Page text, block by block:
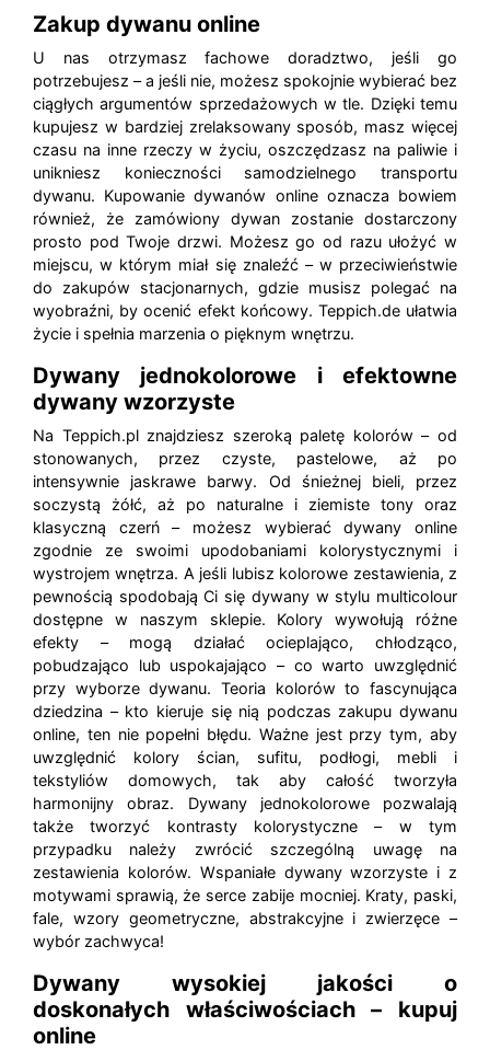
Zakup dywanu online
U nas otrzymasz fachowe doradztwo, jeśli go
potrzebujesz – a jeśli nie, możesz spokojnie wybierać bez
ciągłych argumentów sprzedażowych w tle. Dzięki temu
kupujesz w bardziej zrelaksowany sposób, masz więcej
czasu na inne rzeczy w życiu, oszczędzasz na paliwie i
unikniesz konieczności samodzielnego transportu
dywanu. Kupowanie dywanów online oznacza bowiem
również, że zamówiony dywan zostanie dostarczony
prosto pod Twoje drzwi. Możesz go od razu ułożyć w
miejscu, w którym miał się znaleźć – w przeciwieństwie
do zakupów stacjonarnych, gdzie musisz polegać na
wyobraźni, by ocenić efekt końcowy. Teppich.de ułatwia
życie i spełnia marzenia o pięknym wnętrzu.
Dywany jednokolorowe i efektowne
dywany wzorzyste
Na Teppich.pl znajdziesz szeroką paletę kolorów – od
stonowanych, przez czyste, pastelowe, aż po
intensywnie jaskrawe barwy. Od śnieżnej bieli, przez
soczystą żółć, aż po naturalne i ziemiste tony oraz
klasyczną czerń – możesz wybierać dywany online
zgodnie ze swoimi upodobaniami kolorystycznymi i
wystrojem wnętrza. A jeśli lubisz kolorowe zestawienia, z
pewnością spodobają Ci się dywany w stylu multicolour
dostępne w naszym sklepie. Kolory wywołują różne
efekty – mogą działać ocieplająco, chłodząco,
pobudzająco lub uspokajająco – co warto uwzględnić
przy wyborze dywanu. Teoria kolorów to fascynująca
dziedzina – kto kieruje się nią podczas zakupu dywanu
online, ten nie popełni błędu. Ważne jest przy tym, aby
uwzględnić kolory ścian, sufitu, podłogi, mebli i
tekstyliów domowych, tak aby całość tworzyła
harmonijny obraz. Dywany jednokolorowe pozwalają
także tworzyć kontrasty kolorystyczne – w tym
przypadku należy zwrócić szczególną uwagę na
zestawienia kolorów. Wspaniałe dywany wzorzyste i z
motywami sprawią, że serce zabije mocniej. Kraty, paski,
fale, wzory geometryczne, abstrakcyjne i zwierzęce –
wybór zachwyca!
Dywany wysokiej jakości o
doskonałych właściwościach – kupuj
online